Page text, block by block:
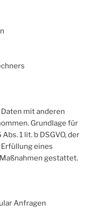
mit anderen
Grundlage für
1 lit. b DSGVO, der
eines
gestattet.
Anfragen